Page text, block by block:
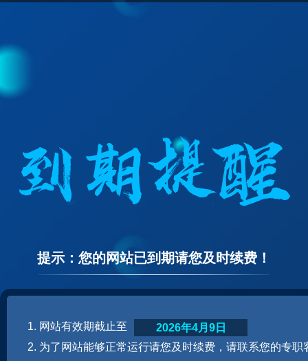
提示：您的网站已到期请您及时续费！
1. 网站有效期截止至
2. 为了网站能够正常运行请您及时续费，请联系您的专职
2026年4月9日